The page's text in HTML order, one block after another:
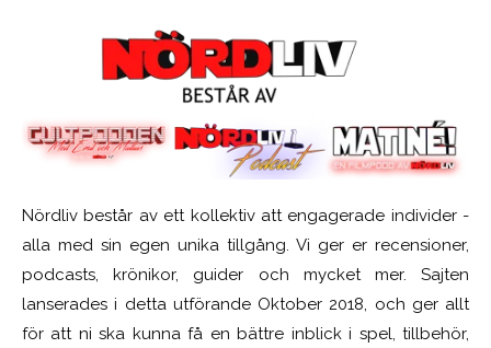
Nördliv består av ett kollektiv att engagerade individer -
alla med sin egen unika tillgång. Vi ger er recensioner,
podcasts, krönikor, guider och mycket mer. Sajten
lanserades i detta utförande Oktober 2018, och ger allt
för att ni ska kunna få en bättre inblick i spel, tillbehör,